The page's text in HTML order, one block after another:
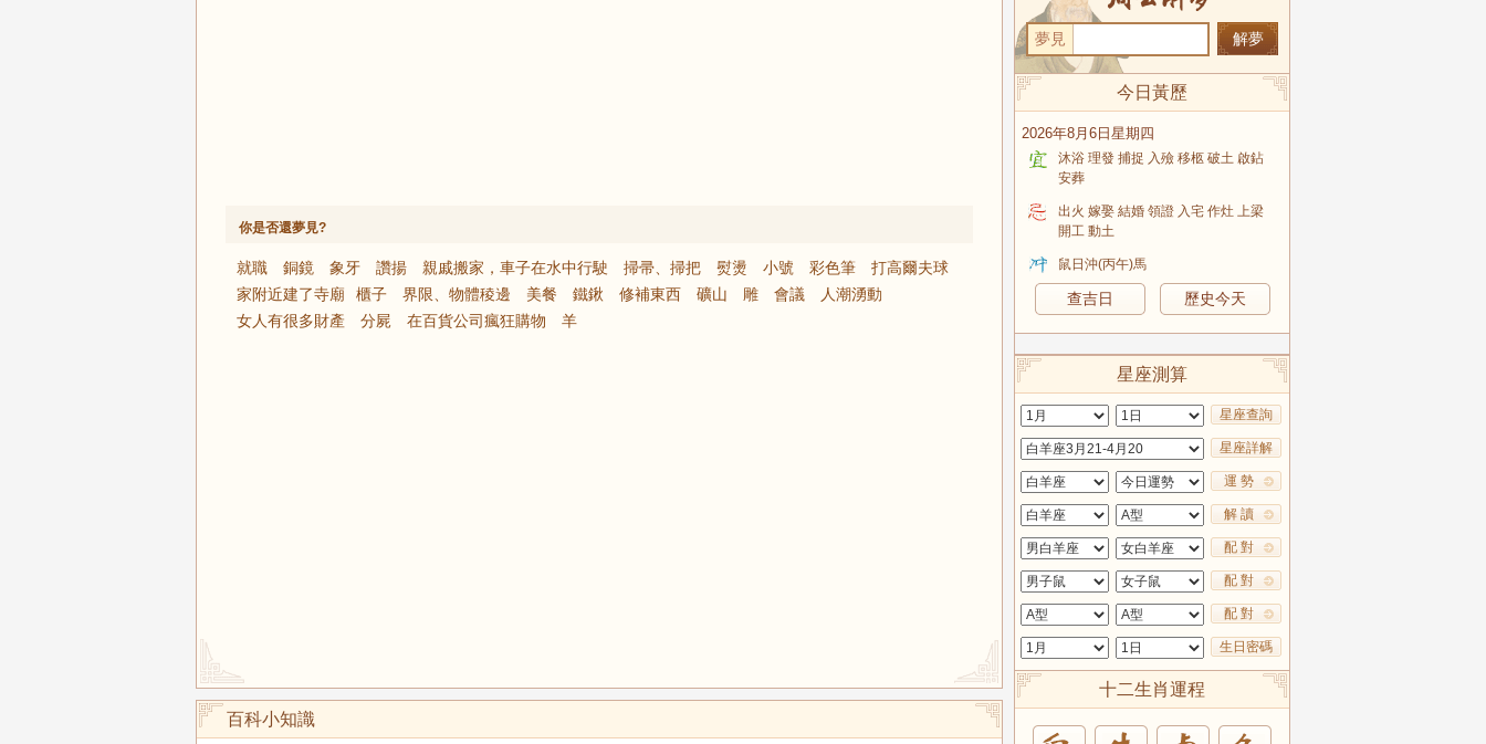
你是否還夢見?
就職 銅鏡 象牙 讚揚 親戚搬家，車子在水中行駛 掃帚、掃把 熨燙 小號 彩色筆
打高爾夫球
家附近建了寺廟
​櫃子 界限、物體稜邊 美餐 鐵鍬 修補東西 礦山 雕 會議
人潮湧動
女人有很多財產
分屍 在百貨公司瘋狂購物 羊
百科小知識
夢見
今日黃歷
2026年8月6日星期四
沐浴 理發 捕捉 入殮 移柩 破土 啟鉆
安葬
出火 嫁娶 結婚 領證 入宅 作灶 上梁
開工 動土
鼠日沖(丙午)馬
查吉日 歷史今天
星座測算
星座查詢
星座詳解
運 勢
解 讀
配 對
配 對
配 對
生日密碼
十二生肖運程
鼠 牛 虎 兔